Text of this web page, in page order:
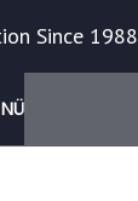
Since 1988